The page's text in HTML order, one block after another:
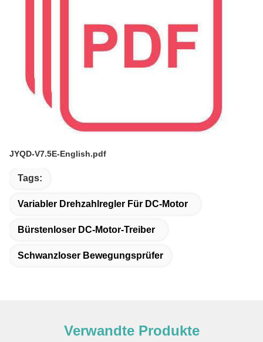
JYQD-V7.5E-English.pdf
Tags:
Variabler Drehzahlregler Für DC-Motor
Bürstenloser DC-Motor-Treiber
Schwanzloser Bewegungsprüfer
Verwandte Produkte